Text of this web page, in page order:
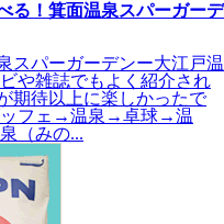
る！箕面温泉スパーガーデ
スパーガーデンー大江戸温
や雑誌でもよく紹介され
期待以上に楽しかったで
ッフェ→温泉→卓球→温
（みの...